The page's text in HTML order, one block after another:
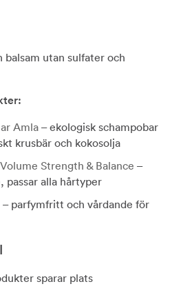
balsam utan sulfater och
Amla – ekologisk schampobar
krusbär och kokosolja
Strength & Balance –
passar alla hårtyper
– parfymfritt och vårdande för
sparar plats